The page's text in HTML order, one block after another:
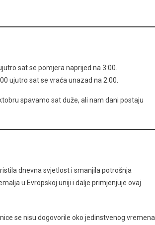
sat se pomjera naprijed na 3:00.
ujutro sat se vraća unazad na 2:00.
spavamo sat duže, ali nam dani postaju
dnevna svjetlost i smanjila potrošnja
u Evropskoj uniji i dalje primjenjuje ovaj
se nisu dogovorile oko jedinstvenog vremena.